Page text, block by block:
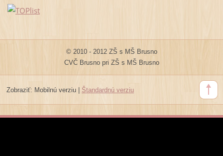
© 2010 - 2012 ZŠ s MŠ Brusno
CVČ Brusno pri ZŠ s MŠ Brusno
Zobraziť: Mobilnú verziu| Štandardnú verziu